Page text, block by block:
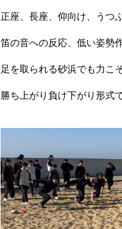
正座、長座、仰向け、うつ
笛の音への反応、低い姿勢
足を取られる砂浜でも力こ
勝ち上がり負け下がり形式